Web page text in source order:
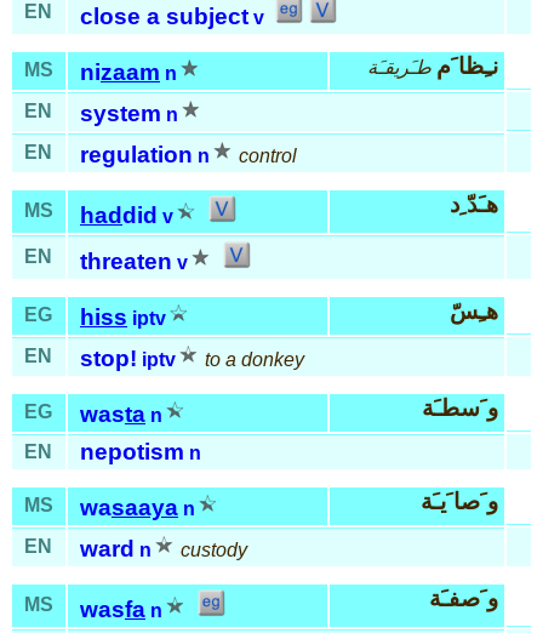
EN
close a subject v
MS nizaam n نـِظا َم طـَريقـَة
EN system n
EN
regulation n control
MS haddid v هـَدّ ِد
EN threaten v
EG hiss iptv هـِسّ
EN stop! iptv to a donkey
EG wasta n و َسطـَة
EN nepotism n
MS wasaaya n و َصا َيـَة
EN ward n custody
MS wasfa n و َصفـَة